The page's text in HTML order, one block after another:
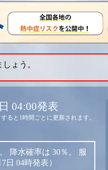
ょう。
04:00発表
ると1時間ごとに更新されます。
降水確率は 30％。
服
7日 04時発表）